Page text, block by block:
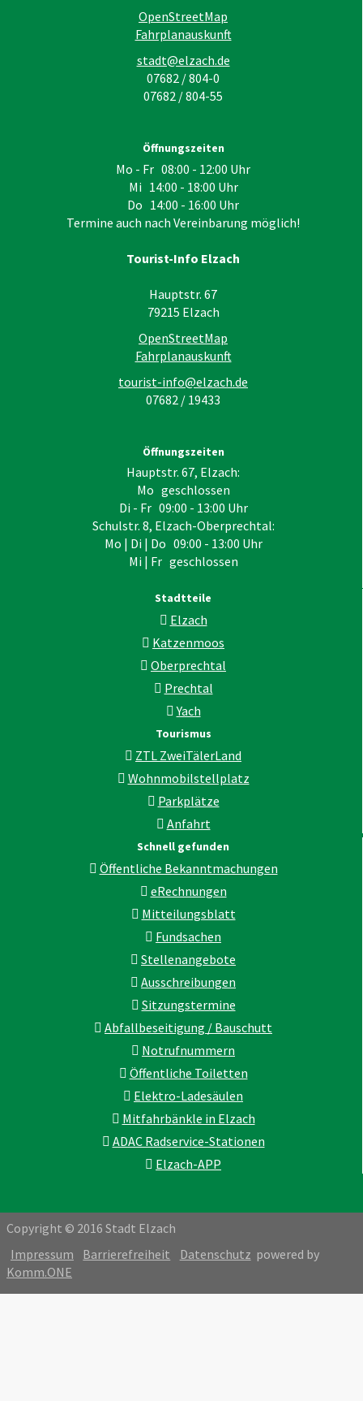
OpenStreetMap
Fahrplanauskunft
stadt@elzach.de
07682 / 804-0
07682 / 804-55
Öffnungszeiten
Mo - Fr 08:00 - 12:00 Uhr
Mi 14:00 - 18:00 Uhr
Do 14:00 - 16:00 Uhr
Termine auch nach Vereinbarung möglich!
Tourist-Info Elzach
Hauptstr. 67
79215 Elzach
OpenStreetMap
Fahrplanauskunft
tourist-info@elzach.de
07682 / 19433
Öffnungszeiten
Hauptstr. 67, Elzach:
Mo geschlossen
Di - Fr 09:00 - 13:00 Uhr
Schulstr. 8, Elzach-Oberprechtal:
Mo | Di | Do 09:00 - 13:00 Uhr
Mi | Fr geschlossen
Stadtteile
Elzach
Katzenmoos
Oberprechtal
Prechtal
Yach
Tourismus
ZTL ZweiTälerLand
Wohnmobilstellplatz
Parkplätze
Anfahrt
Schnell gefunden
Öffentliche Bekanntmachungen
eRechnungen
Mitteilungsblatt
Fundsachen
Stellenangebote
Ausschreibungen
Sitzungstermine
Abfallbeseitigung / Bauschutt
Notrufnummern
Öffentliche Toiletten
Elektro-Ladesäulen
Mitfahrbänkle in Elzach
ADAC Radservice-Stationen
Elzach-APP
Copyright © 2016 Stadt Elzach
Impressum
Barrierefreiheit Datenschutz powered by
Komm.ONE